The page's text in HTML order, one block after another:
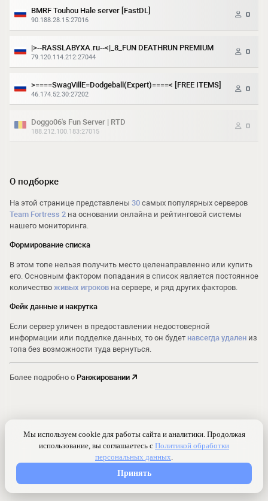
BMRF Touhou Hale server [FastDL]
90.188.28.15:27016
0
|>--RASSLABYXA.ru--<|_8_FUN DEATHRUN PREMIUM
79.120.114.212:27044
0
>====SwagVillE=Dodgeball(Expert)====< [FREE ITEMS]
46.174.52.30:27202
0
Doggo06's Fun Server | RTD
188.212.100.183:27015
0
О подборке
На этой странице представлены 30 самых популярных серверов
Team Fortress 2 на основании онлайна и рейтинговой системы
нашего мониторинга.
Формирование списка
В этом топе нельзя получить место целенаправленно или купить
его. Основным фактором попадания в список является постоянное
количество живых игроков на сервере, и ряд других факторов.
Фейк данные и накрутка
Если сервер уличен в предоставлении недостоверной
информации или подделке данных, то он будет навсегда удален из
топа без возможности туда вернуться.
Более подробно о Ранжировании